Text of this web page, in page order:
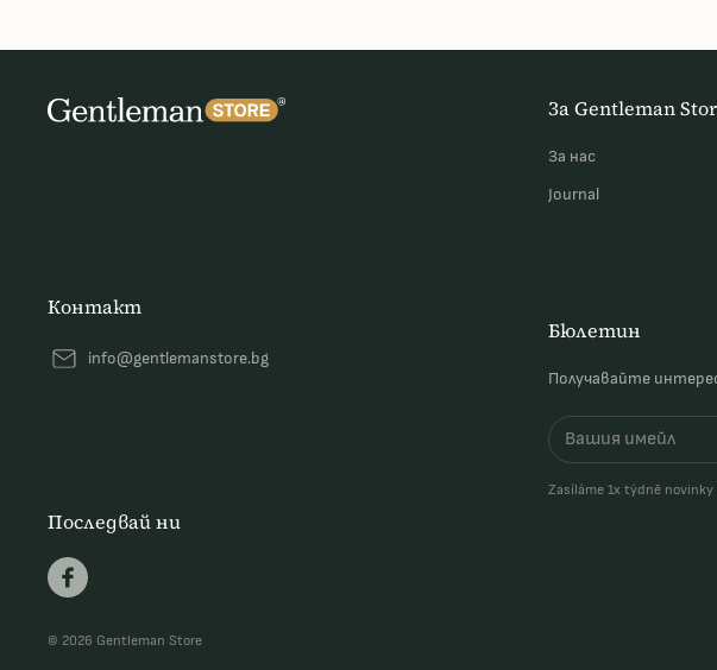
За Gentleman
За наc
Journal
Бюлетин
Получавайте
Zasíláme 1x týdně novinky
Контакт
info@gentlemanstore.bg
Последвай ни
© 2026 Gentleman Store